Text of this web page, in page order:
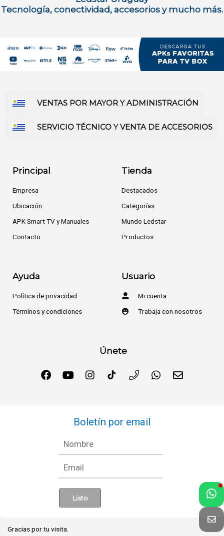
Tecnología, conectividad, accesorios y mucho más.
VENTAS POR MAYOR Y ADMINISTRACIÓN
SERVICIO TÉCNICO Y VENTA DE ACCESORIOS
Principal
Empresa
Ubicación
APK Smart TV y Manuales
Contacto
Tienda
Destacados
Categorías
Mundo Ledstar
Productos
Ayuda
Política de privacidad
Términos y condiciones
Usuario
Mi cuenta
Trabaja con nosotros
Únete
Boletín por email
Gracias por tu visita.